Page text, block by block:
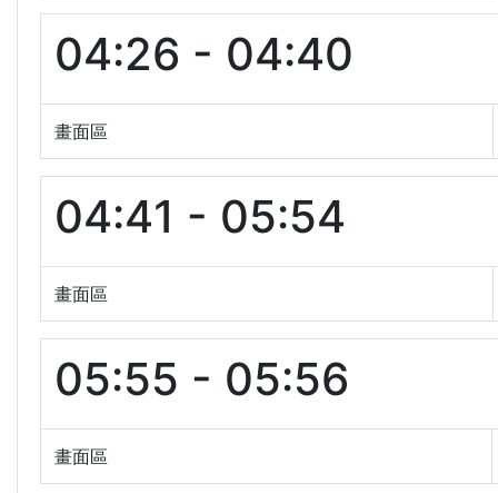
04:26 - 04:40
畫面區
04:41 - 05:54
畫面區
05:55 - 05:56
畫面區